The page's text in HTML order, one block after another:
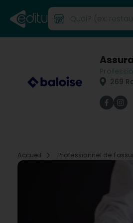
269
Accueil Professionnel de